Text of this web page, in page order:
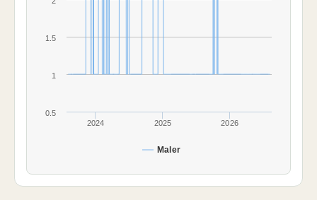
Maler
2024 2025 2026
0.5
1
1.5